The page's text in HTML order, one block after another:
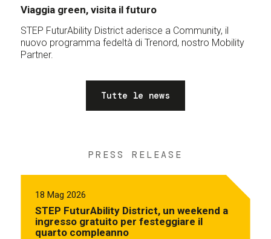
Viaggia green, visita il futuro
STEP FuturAbility District aderisce a Community, il
nuovo programma fedeltà di Trenord, nostro Mobility
Partner.
Tutte le news
PRESS RELEASE
18 Mag 2026
STEP FuturAbility District, un weekend a
ingresso gratuito per festeggiare il
quarto compleanno